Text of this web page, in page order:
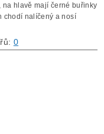
na hlavě mají černé buřinky
chodí nalíčený a nosí
0